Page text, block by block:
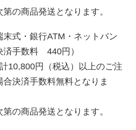
の商品発送となります。
末式・銀行ATM・ネットバン
済手数料 440円）
10,800円（税込）以上のご注
決済手数料無料となりま
の商品発送となります。